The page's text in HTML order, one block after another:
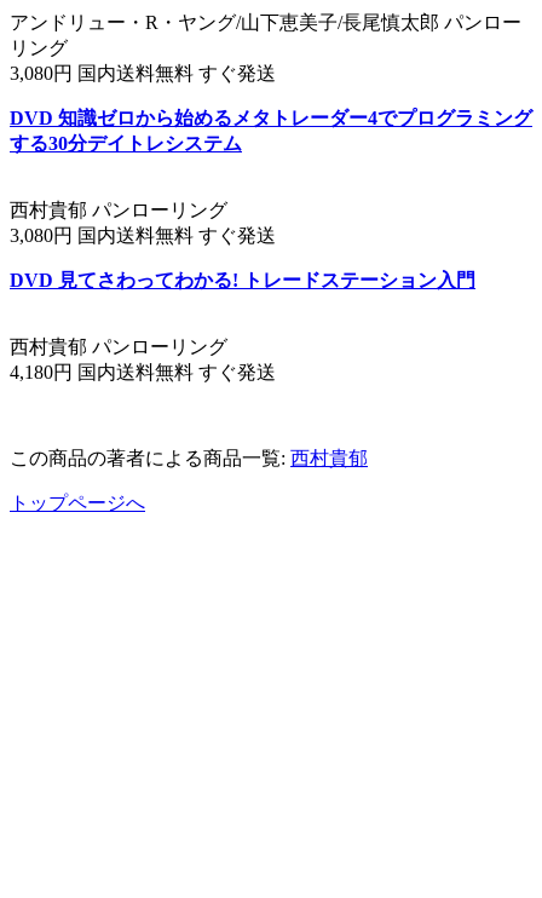
アンドリュー・R・ヤング/山下恵美子/長尾慎太郎 パンロー
リング
3,080円 国内送料無料 すぐ発送
DVD 知識ゼロから始めるメタトレーダー4でプログラミング
する30分デイトレシステム
西村貴郁 パンローリング
3,080円 国内送料無料 すぐ発送
DVD 見てさわってわかる! トレードステーション入門
西村貴郁 パンローリング
4,180円 国内送料無料 すぐ発送
この商品の著者による商品一覧: 西村貴郁
トップページへ